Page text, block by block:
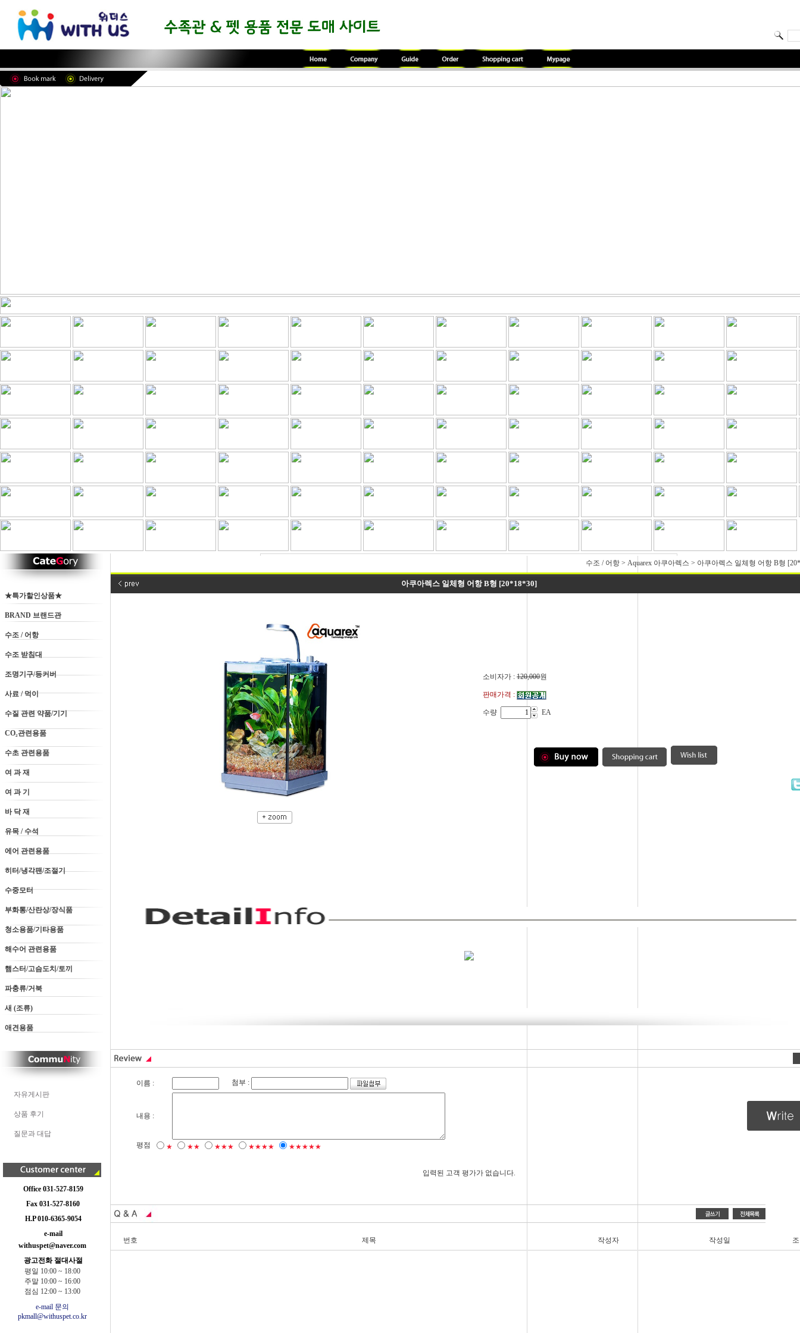
★특가할인상품★
BRAND 브랜드관
수조 / 어항
수조 받침대
조명기구/등커버
사료 / 먹이
수질 관련 약품/기기
CO₂관련용품
수초 관련용품
여 과 재
여 과 기
바 닥 재
유목 / 수석
에어 관련용품
히터/냉각팬/조절기
수중모터
부화통/산란상/장식품
청소용품/기타용품
해수어 관련용품
햄스터/고슴도치/토끼
파충류/거북
새 (조류)
애견용품
자유게시판
상품 후기
질문과 대답
Office 031-527-8159
Fax 031-527-8160
H.P 010-6365-9054
e-mail
withuspet@naver.com
광고전화 절대사절
평일 10:00 ~ 18:00
주말 10:00 ~ 16:00
점심 12:00 ~ 13:00
e-mail 문의
pkmall@withuspet.co.kr
수조 / 어항 > Aquarex 아쿠아렉스 > 아쿠아렉스 일체형 어항 B형
아쿠아렉스 일체형 어항 B형 [20*18*30]
소비자가 : 120,000원
판매가격 :
수량 EA
이름 : 첨부 :
내용 :
평점 ★ ★★ ★★★ ★★★★ ★★★★★
입력된 고객 평가가 없습니다.
번호 제목 작성자 작성일